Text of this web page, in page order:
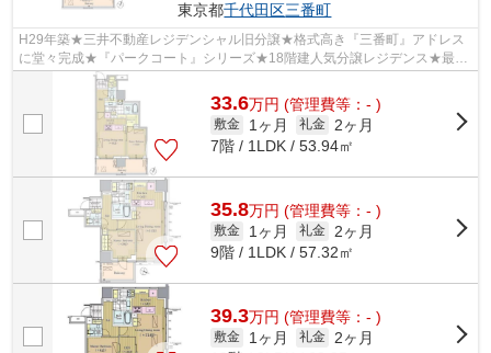
東京都千代田区三番町
H29年築★三井不動産レジデンシャル旧分譲★格式高き『三番町』アドレス
に堂々完成★『パークコート』シリーズ★18階建人気分譲レジデンス★最新
鋭の設備★食洗機★3口システムキッチン
33.6万円 (管理費等：- )
敷金 1ヶ月 礼金
2ヶ月
7階 / 1LDK / 53.94㎡
35.8万円 (管理費等：- )
敷金 1ヶ月 礼金
2ヶ月
9階 / 1LDK / 57.32㎡
39.3万円 (管理費等：- )
敷金 1ヶ月 礼金
2ヶ月